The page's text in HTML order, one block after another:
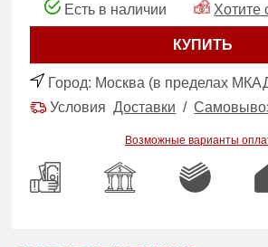
Есть в наличии Хотите
КУПИТЬ
Город: Москва (в пределах
УсловияДоставки /
Возможные варианты